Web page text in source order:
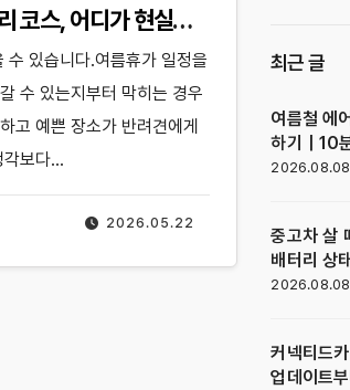
코스, 어디가 현실적
2026.05.22
있습니다.여름휴가 일정을
수 있는지부터 막히는 경우
고 예쁜 장소가 반려견에게
각보다…
최근 글
여름철 에
하기｜10
2026.08.08
중고차 살
배터리 상
2026.08.08
커넥티드
업데이트